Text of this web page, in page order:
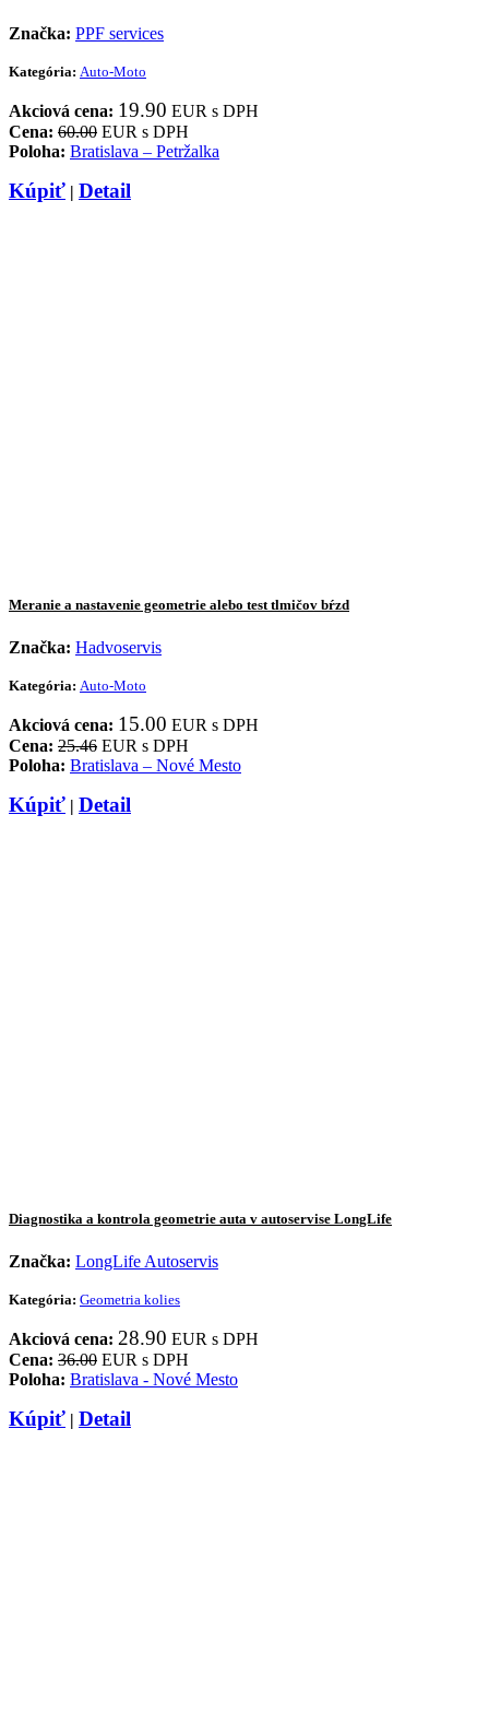
Značka: PPF services
Kategória: Auto-Moto
Akciová cena: 19.90 EUR s DPH
Cena: 60.00 EUR s DPH
Poloha: Bratislava – Petržalka
Kúpiť | Detail
Meranie a nastavenie geometrie alebo test tlmičov bŕzd
Značka: Hadvoservis
Kategória: Auto-Moto
Akciová cena: 15.00 EUR s DPH
Cena: 25.46 EUR s DPH
Poloha: Bratislava – Nové Mesto
Kúpiť | Detail
Diagnostika a kontrola geometrie auta v autoservise LongLife
Značka: LongLife Autoservis
Kategória: Geometria kolies
Akciová cena: 28.90 EUR s DPH
Cena: 36.00 EUR s DPH
Poloha: Bratislava - Nové Mesto
Kúpiť | Detail